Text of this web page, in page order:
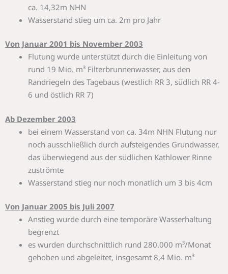
ca. 14,32m NHN
Wasserstand stieg um ca. 2m pro Jahr
Von Januar 2001 bis November 2003
Flutung wurde unterstützt durch die Einleitung von
rund 19 Mio. m³ Filterbrunnenwasser, aus den
Randriegeln des Tagebaus (westlich RR 3, südlich RR 4-
6 und östlich RR 7)
Ab Dezember 2003
bei einem Wasserstand von ca. 34m NHN Flutung nur
noch ausschließlich durch aufsteigendes Grundwasser,
das überwiegend aus der südlichen Kathlower Rinne
zuströmte
Wasserstand stieg nur noch monatlich um 3 bis 4cm
Von Januar 2005 bis Juli 2007
Anstieg wurde durch eine temporäre Wasserhaltung
begrenzt
es wurden durchschnittlich rund 280.000 m³/Monat
gehoben und abgeleitet, insgesamt 8,4 Mio. m³